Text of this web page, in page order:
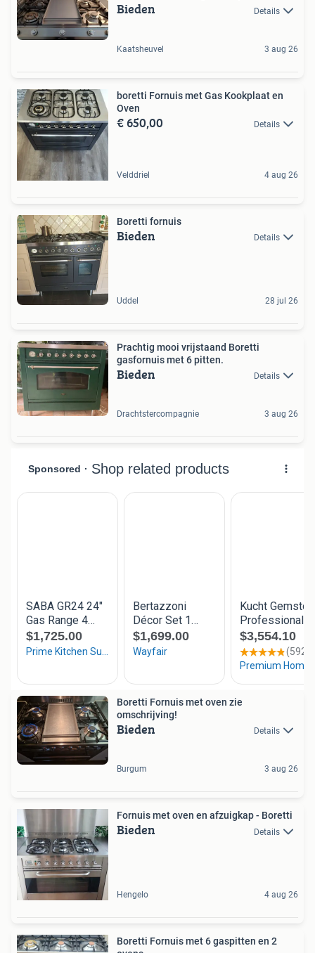
Bieden Details
Kaatsheuvel 3 aug 26
boretti Fornuis met Gas Kookplaat en
Oven
€ 650,00 Details
Velddriel 4 aug 26
Boretti fornuis
Bieden Details
Uddel 28 jul 26
Prachtig mooi vrijstaand Boretti
gasfornuis met 6 pitten.
Bieden Details
Drachtstercompagnie 3 aug 26
Boretti Fornuis met oven zie
omschrijving!
Bieden Details
Burgum 3 aug 26
Fornuis met oven en afzuigkap - Boretti
Bieden Details
Hengelo 4 aug 26
Boretti Fornuis met 6 gaspitten en 2